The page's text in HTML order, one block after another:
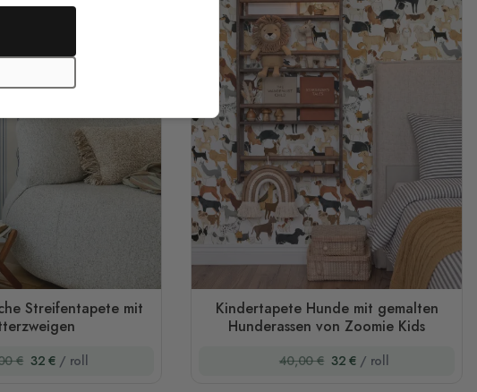
Streifentapete mit
€ 32 € / roll
Kindertapete Hunde mit gemalten
Hunderassen von Zoomie Kids
40,00 € 32 € / roll